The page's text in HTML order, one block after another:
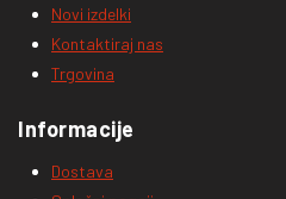
Novi izdelki
Kontaktiraj nas
Trgovina
Informacije
Dostava